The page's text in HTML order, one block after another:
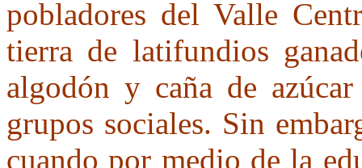
pobladores del Valle
tierra de latifundios
algodón y caña de
grupos sociales. Sin
cuando por medio de la